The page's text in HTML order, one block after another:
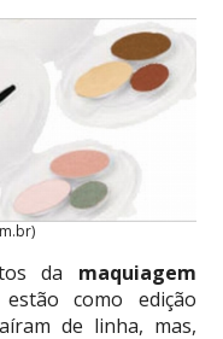
da maquiagem
como edição
de linha, mas,